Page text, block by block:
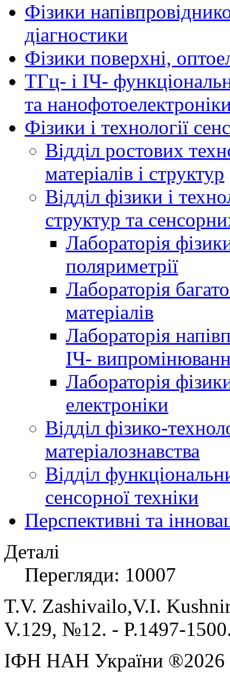
Фізики
діагностики
Фізики поверхні,
ТГц- і ІЧ-
та
Фізики і технології
Відділ ростових
матеріалів і структур
Відділ фізики і
структур та
Лабораторія
поляриметрії
Лабораторія
матеріалів
Лабораторія
ІЧ-
Лабораторія
електроніки
Відділ фізико-
матеріалознавства
Відділ
сенсорної техніки
Перспективні та
Деталі
Перегляди: 10007
T.V. Zashivailo,V.I.
V.129, №12. - P.1497-
ІФН НАН України ®2026